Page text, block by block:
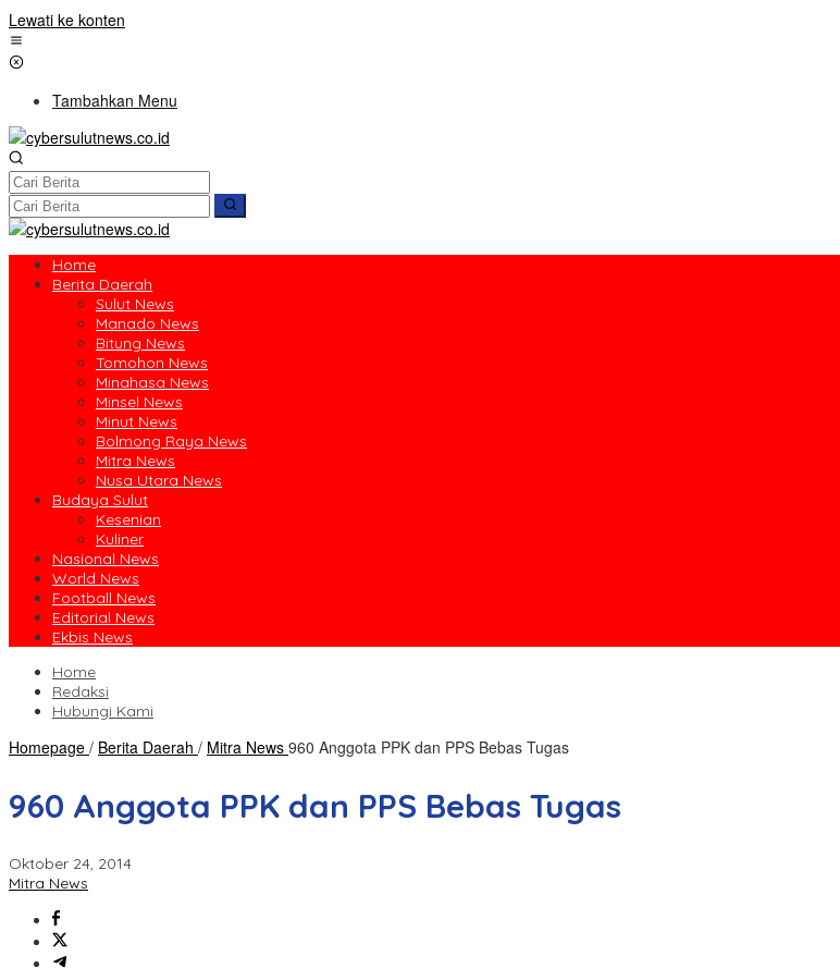
Lewati ke konten
Tambahkan Menu
Home
Berita Daerah
Sulut News
Manado News
Bitung News
Tomohon News
Minahasa News
Minsel News
Minut News
Bolmong Raya News
Mitra News
Nusa Utara News
Budaya Sulut
Kesenian
Kuliner
Nasional News
World News
Football News
Editorial News
Ekbis News
Home
Redaksi
Hubungi Kami
Homepage / Berita Daerah / Mitra News 960 Anggota PPK dan PPS Bebas Tugas
960 Anggota PPK dan PPS Bebas Tugas
Oktober 24, 2014
Mitra News